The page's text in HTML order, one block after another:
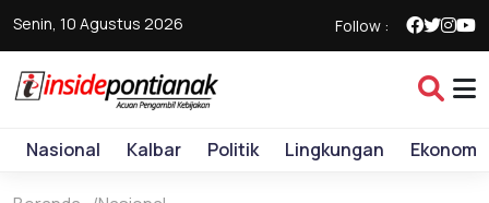
Senin, 10 Agustus 2026 Follow :
Nasional Kalbar Politik Lingkungan Ekonomi